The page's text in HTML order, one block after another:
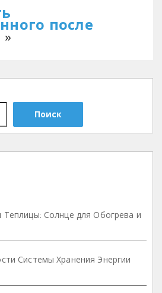
после
»
Поиск
Солнце для Обогрева и
Системы Хранения Энергии